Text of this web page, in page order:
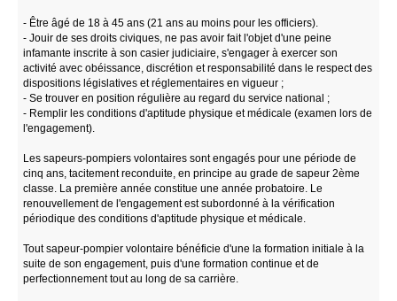
- Être âgé de 18 à 45 ans (21 ans au moins pour les officiers).
- Jouir de ses droits civiques, ne pas avoir fait l'objet d'une peine
infamante inscrite à son casier judiciaire, s'engager à exercer son
activité avec obéissance, discrétion et responsabilité dans le respect des
dispositions législatives et réglementaires en vigueur ;
- Se trouver en position régulière au regard du service national ;
- Remplir les conditions d'aptitude physique et médicale (examen lors de
l'engagement).
Les sapeurs-pompiers volontaires sont engagés pour une période de
cinq ans, tacitement reconduite, en principe au grade de sapeur 2ème
classe. La première année constitue une année probatoire. Le
renouvellement de l'engagement est subordonné à la vérification
périodique des conditions d'aptitude physique et médicale.
Tout sapeur-pompier volontaire bénéficie d'une la formation initiale à la
suite de son engagement, puis d'une formation continue et de
perfectionnement tout au long de sa carrière.